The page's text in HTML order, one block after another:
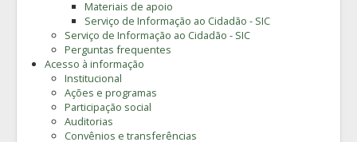
Materiais de apoio
Serviço de Informação ao Cidadão - SIC
Serviço de Informação ao Cidadão - SIC
Perguntas frequentes
Acesso à informação
Institucional
Ações e programas
Participação social
Auditorias
Convênios e transferências